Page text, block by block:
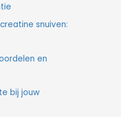
snuiven:
en
bij jouw